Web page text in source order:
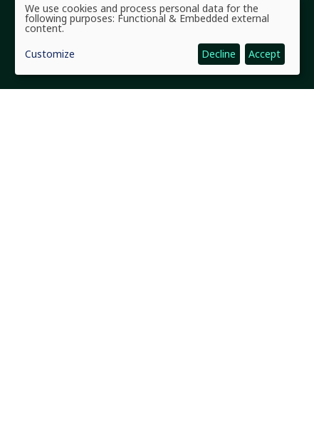
Social Links Headline
Use
of
personal
and
We use cookies and process personal data for the
following purposes: Functional & Embedded external
content.
Customize
Decline Accept